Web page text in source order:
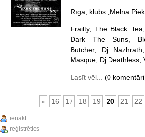
Rīga, klubs „Melnā
Frailty, The Black
Dark The Suns,
Butcher, Dj
Masque, Dj Deathless,
Lasīt vēl... (0
« 16 17 18 19 20 21 22
ienākt
reģistrēties